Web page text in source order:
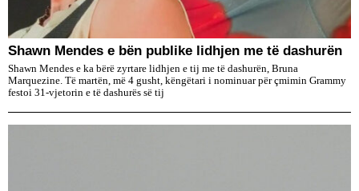
​Shawn Mendes e bën publike lidhjen me të dashurën
Shawn Mendes e ka bërë zyrtare lidhjen e tij me të dashurën, Bruna
Marquezine. Të martën, më 4 gusht, këngëtari i nominuar për çmimin Grammy
festoi 31-vjetorin e të dashurës së tij